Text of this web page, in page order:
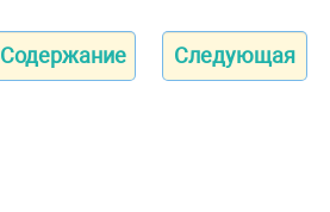
Содержание Следующая